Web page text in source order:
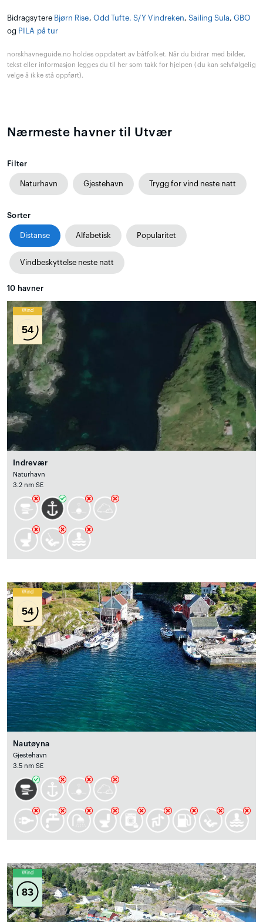
Bidragsytere Bjørn Rise, Odd Tufte. S/Y Vindreken,Sailing Sula,GBO
og PILA på tur
norskhavneguide.no holdes oppdatert av båtfolket. Når du bidrar med bilder,
tekst eller informasjon legges du til her som takk for hjelpen (du kan selvfølgelig
velge å ikke stå oppført).
Nærmeste havner til Utvær
Filter
Naturhavn Gjestehavn Trygg for vind neste natt
Sorter
Distanse Alfabetisk Popularitet
Vindbeskyttelse neste natt
10 havner
Wind
54
Indrevær
Naturhavn
3.2 nm SE
Wind
54
Nautøyna
Gjestehavn
3.5 nm SE
Wind
83